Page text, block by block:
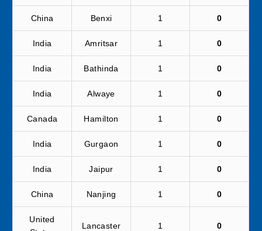
China Benxi 1 0
India Amritsar 1 0
India Bathinda 1 0
India Alwaye 1 0
Canada Hamilton 1 0
India Gurgaon 1 0
India Jaipur 1 0
China Nanjing 1 0
United
Lancaster 1 0